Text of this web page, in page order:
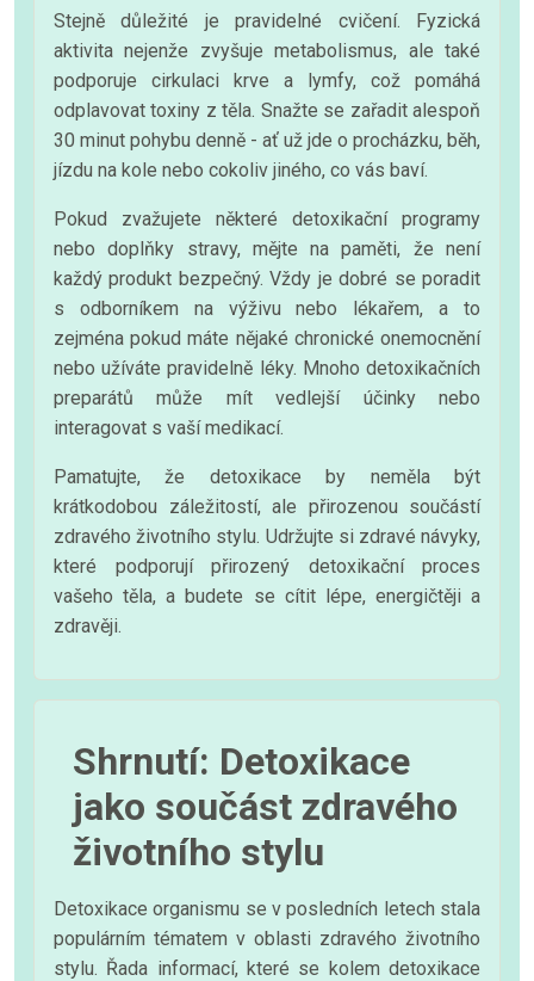
Stejně důležité je pravidelné cvičení. Fyzická
aktivita nejenže zvyšuje metabolismus, ale také
podporuje cirkulaci krve a lymfy, což pomáhá
odplavovat toxiny z těla. Snažte se zařadit alespoň
30 minut pohybu denně - ať už jde o procházku, běh,
jízdu na kole nebo cokoliv jiného, co vás baví.
Pokud zvažujete některé detoxikační programy
nebo doplňky stravy, mějte na paměti, že není
každý produkt bezpečný. Vždy je dobré se poradit
s odborníkem na výživu nebo lékařem, a to
zejména pokud máte nějaké chronické onemocnění
nebo užíváte pravidelně léky. Mnoho detoxikačních
preparátů může mít vedlejší účinky nebo
interagovat s vaší medikací.
Pamatujte, že detoxikace by neměla být
krátkodobou záležitostí, ale přirozenou součástí
zdravého životního stylu. Udržujte si zdravé návyky,
které podporují přirozený detoxikační proces
vašeho těla, a budete se cítit lépe, energičtěji a
zdravěji.
Shrnutí: Detoxikace
jako součást zdravého
životního stylu
Detoxikace organismu se v posledních letech stala
populárním tématem v oblasti zdravého životního
stylu. Řada informací, které se kolem detoxikace